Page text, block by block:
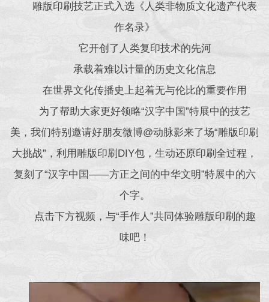
雕版印刷技艺正式入选《人类非物质文化遗产代表
作名录》
它开创了人类复印技术的先河
承载着难以计量的历史文化信息
在世界文化传播史上起着无与伦比的重要作用
为了帮助大家更好领略“汉字中国”特展中的技艺
美，我们特别邀请好朋友微博@动脉影来了场“雕版印刷
大挑战”，利用雕版印刷DIY包，生动还原印刷全过程，
复刻了“汉字中国——方正之间的中华文明”特展中的六
个字。
点击下方视频，与“手作人”共同体验雕版印刷的趣
味吧！